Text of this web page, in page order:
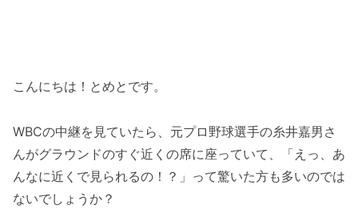
こんにちは！とめとです。
WBCの中継を見ていたら、元プロ野球選手の糸井嘉男さ
んがグラウンドのすぐ近くの席に座っていて、「えっ、あ
んなに近くで見られるの！？」って驚いた方も多いのでは
ないでしょうか？